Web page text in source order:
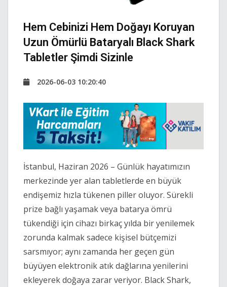
Hem Cebinizi Hem Doğayı Koruyan
Uzun Ömürlü Bataryalı Black Shark
Tabletler Şimdi Sizinle
2026-06-03 10:20:40
İstanbul, Haziran 2026 – Günlük hayatımızın
merkezinde yer alan tabletlerde en büyük
endişemiz hızla tükenen piller oluyor. Sürekli
prize bağlı yaşamak veya batarya ömrü
tükendiği için cihazı birkaç yılda bir yenilemek
zorunda kalmak sadece kişisel bütçemizi
sarsmıyor; aynı zamanda her geçen gün
büyüyen elektronik atık dağlarına yenilerini
ekleyerek doğaya zarar veriyor. Black Shark,